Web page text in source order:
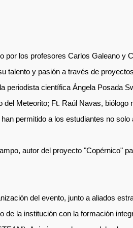
los profesores Carlos Galeano y
talento y pasión a través de
periodista científica Ángela Posada
Meteorito; Ft. Raúl Navas,
permitido a los estudiantes no
autor del proyecto "Copérnico"
del evento, junto a aliados
la institución con la formación